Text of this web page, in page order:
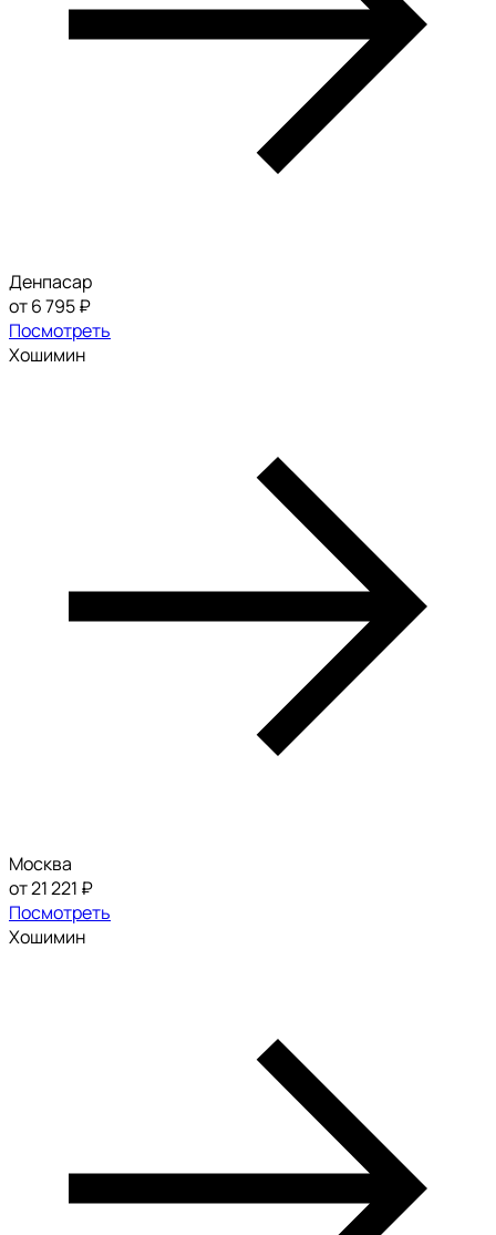
Денпасар
от 6 795 ₽
Посмотреть
Хошимин
Москва
от 21 221 ₽
Посмотреть
Хошимин